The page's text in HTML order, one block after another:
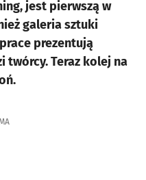
jest pierwszą w
galeria sztuki
prezentują
twórcy. Teraz kolej na